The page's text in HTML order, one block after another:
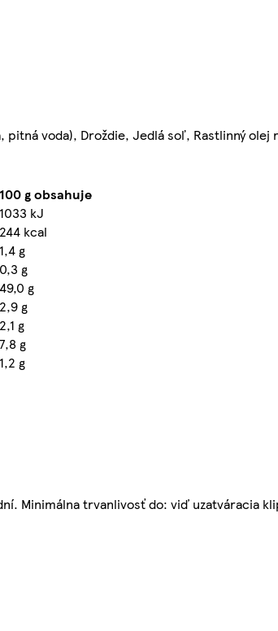
pitná voda), Droždie, Jedlá soľ, Rastlinný olej
100 g obsahuje
1033 kJ
244 kcal
1,4 g
0,3 g
49,0 g
2,9 g
2,1 g
7,8 g
1,2 g
Minimálna trvanlivosť do: viď uzatváracia